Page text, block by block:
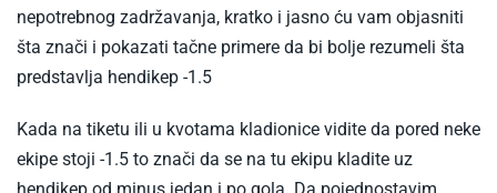
nepotrebnog zadržavanja, kratko i jasno ću vam objasniti
šta znači i pokazati tačne primere da bi bolje rezumeli šta
predstavlja hendikep -1.5
Kada na tiketu ili u kvotama kladionice vidite da pored neke
ekipe stoji -1.5 to znači da se na tu ekipu kladite uz